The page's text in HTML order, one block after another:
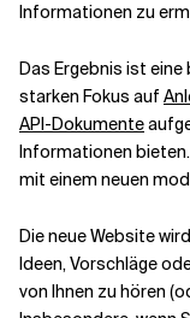
Informationen zu
Das Ergebnis ist eine
starken Fokus auf
API-Dokumente
Informationen
mit einem neuen
Die neue Website wird
Ideen, Vorschläge
von Ihnen zu hören